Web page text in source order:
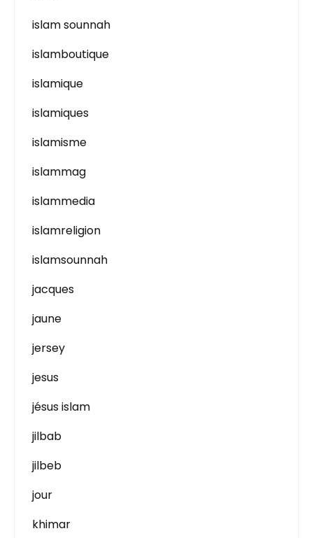
islam sounnah
islamboutique
islamique
islamiques
islamisme
islammag
islammedia
islamreligion
islamsounnah
jacques
jaune
jersey
jesus
jésus islam
jilbab
jilbeb
jour
khimar